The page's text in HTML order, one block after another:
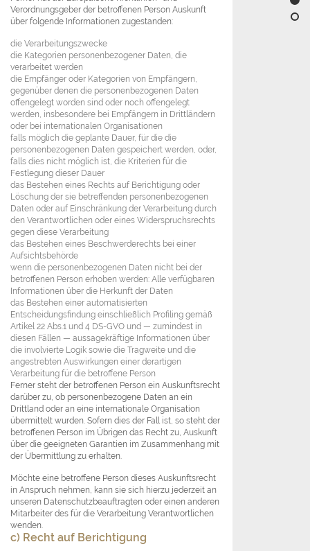
Verordnungsgeber der betroffenen Person Auskunft
über folgende Informationen zugestanden:
die Verarbeitungszwecke
die Kategorien personenbezogener Daten, die
verarbeitet werden
die Empfänger oder Kategorien von Empfängern,
gegenüber denen die personenbezogenen Daten
offengelegt worden sind oder noch offengelegt
werden, insbesondere bei Empfängern in Drittländern
oder bei internationalen Organisationen
falls möglich die geplante Dauer, für die die
personenbezogenen Daten gespeichert werden, oder,
falls dies nicht möglich ist, die Kriterien für die
Festlegung dieser Dauer
das Bestehen eines Rechts auf Berichtigung oder
Löschung der sie betreffenden personenbezogenen
Daten oder auf Einschränkung der Verarbeitung durch
den Verantwortlichen oder eines Widerspruchsrechts
gegen diese Verarbeitung
das Bestehen eines Beschwerderechts bei einer
Aufsichtsbehörde
wenn die personenbezogenen Daten nicht bei der
betroffenen Person erhoben werden: Alle verfügbaren
Informationen über die Herkunft der Daten
das Bestehen einer automatisierten
Entscheidungsfindung einschließlich Profiling gemäß
Artikel 22 Abs.1 und 4 DS-GVO und — zumindest in
diesen Fällen — aussagekräftige Informationen über
die involvierte Logik sowie die Tragweite und die
angestrebten Auswirkungen einer derartigen
Verarbeitung für die betroffene Person
Ferner steht der betroffenen Person ein Auskunftsrecht
darüber zu, ob personenbezogene Daten an ein
Drittland oder an eine internationale Organisation
übermittelt wurden. Sofern dies der Fall ist, so steht der
betroffenen Person im Übrigen das Recht zu, Auskunft
über die geeigneten Garantien im Zusammenhang mit
der Übermittlung zu erhalten.
Möchte eine betroffene Person dieses Auskunftsrecht
in Anspruch nehmen, kann sie sich hierzu jederzeit an
unseren Datenschutzbeauftragten oder einen anderen
Mitarbeiter des für die Verarbeitung Verantwortlichen
wenden.
c) Recht auf Berichtigung